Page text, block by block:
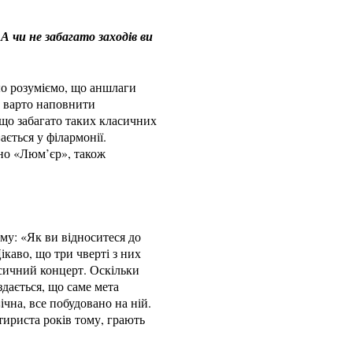
не забагато заходів ви
розуміємо, що аншлаги
варто наповнити
забагато таких класичних
у філармонії.
«Люм’єр», також
«Як ви відноситеся до
що три чверті з них
концерт. Оскільки
що саме мета
все побудовано на ній.
років тому, грають